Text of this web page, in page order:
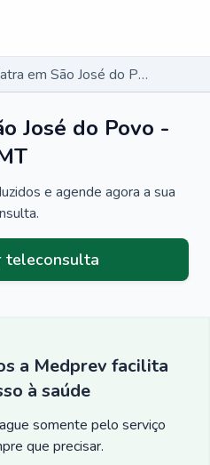
Geriatra em São José do Povo - MT
José do Povo -
e agende agora a sua
teleconsulta
a Medprev facilita
à saúde
somente pelo serviço
que precisar.